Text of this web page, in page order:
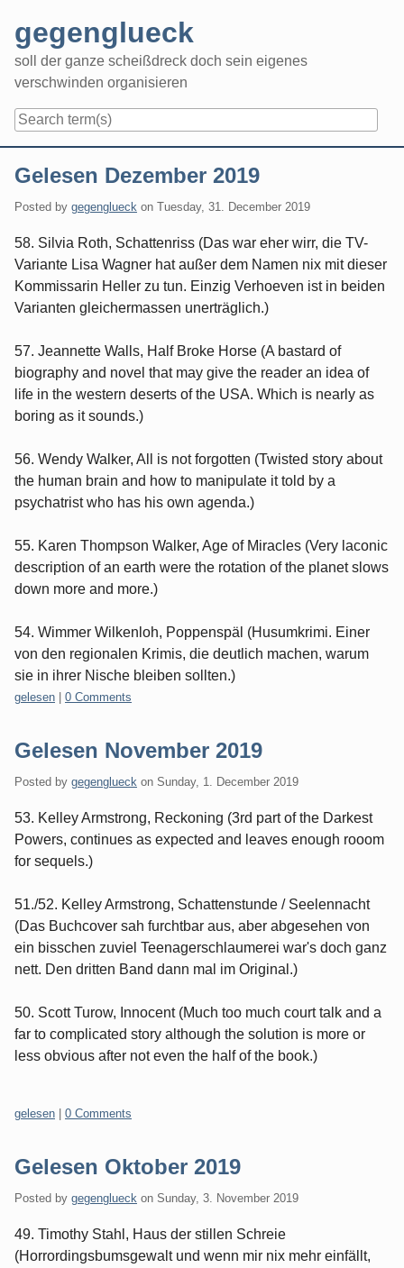
content
gegenglueck
soll der ganze scheißdreck doch sein eigenes
verschwinden organisieren
Gelesen Dezember 2019
Posted by gegenglueck on Tuesday, 31. December 2019
58. Silvia Roth, Schattenriss (Das war eher wirr, die TV-
Variante Lisa Wagner hat außer dem Namen nix mit dieser
Kommissarin Heller zu tun. Einzig Verhoeven ist in beiden
Varianten gleichermassen unerträglich.)
57. Jeannette Walls, Half Broke Horse (A bastard of
biography and novel that may give the reader an idea of
life in the western deserts of the USA. Which is nearly as
boring as it sounds.)
56. Wendy Walker, All is not forgotten (Twisted story about
the human brain and how to manipulate it told by a
psychatrist who has his own agenda.)
55. Karen Thompson Walker, Age of Miracles (Very laconic
description of an earth were the rotation of the planet slows
down more and more.)
54. Wimmer Wilkenloh, Poppenspäl (Husumkrimi. Einer
von den regionalen Krimis, die deutlich machen, warum
sie in ihrer Nische bleiben sollten.)
Categories:
gelesen 0 Comments
Gelesen November 2019
Posted by gegenglueck on Sunday, 1. December 2019
53. Kelley Armstrong, Reckoning (3rd part of the Darkest
Powers, continues as expected and leaves enough rooom
for sequels.)
51./52. Kelley Armstrong, Schattenstunde / Seelennacht
(Das Buchcover sah furchtbar aus, aber abgesehen von
ein bisschen zuviel Teenagerschlaumerei war's doch ganz
nett. Den dritten Band dann mal im Original.)
50. Scott Turow, Innocent (Much too much court talk and a
far to complicated story although the solution is more or
less obvious after not even the half of the book.)
Categories:
gelesen 0 Comments
Gelesen Oktober 2019
Posted by gegenglueck on Sunday, 3. November 2019
49. Timothy Stahl, Haus der stillen Schreie
(Horrordingsbumsgewalt und wenn mir nix mehr einfällt,